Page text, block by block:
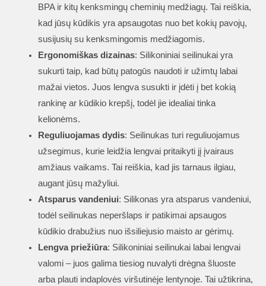
BPA ir kitų kenksmingų cheminių medžiagų. Tai reiškia,
kad jūsų kūdikis yra apsaugotas nuo bet kokių pavojų,
susijusių su kenksmingomis medžiagomis.
Ergonomiškas dizainas: Silikoniniai seilinukai yra
sukurti taip, kad būtų patogūs naudoti ir užimtų labai
mažai vietos. Juos lengva susukti ir įdėti į bet kokią
rankinę ar kūdikio krepšį, todėl jie idealiai tinka
kelionėms.
Reguliuojamas dydis: Seilinukas turi reguliuojamus
užsegimus, kurie leidžia lengvai pritaikyti jį įvairaus
amžiaus vaikams. Tai reiškia, kad jis tarnaus ilgiau,
augant jūsų mažyliui.
Atsparus vandeniui: Silikonas yra atsparus vandeniui,
todėl seilinukas neperšlaps ir patikimai apsaugos
kūdikio drabužius nuo išsiliejusio maisto ar gėrimų.
Lengva priežiūra: Silikoniniai seilinukai labai lengvai
valomi – juos galima tiesiog nuvalyti drėgna šluoste
arba plauti indaplovės viršutinėje lentynoje. Tai užtikrina,